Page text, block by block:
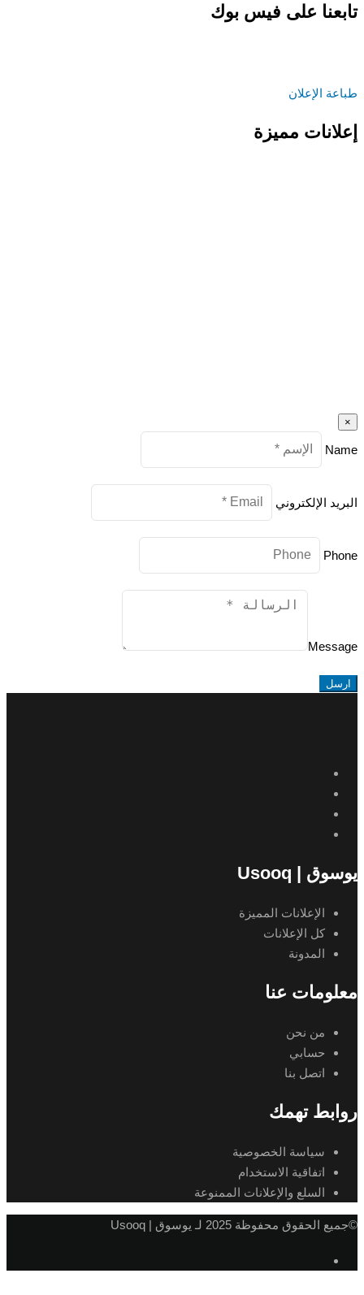
تابعنا على فيس بوك
طباعة الإعلان
إعلانات مميزة
×
Name
البريد الإلكتروني
Phone
Message
ارسل
يوسوق | Usooq
الإعلانات المميزة
كل الإعلانات
المدونة
معلومات عنا
من نحن
حسابي
اتصل بنا
روابط تهمك
سياسة الخصوصية
اتفاقية الاستخدام
السلع والإعلانات الممنوعة
©جميع الحقوق محفوظة 2025 لـ يوسوق | Usooq